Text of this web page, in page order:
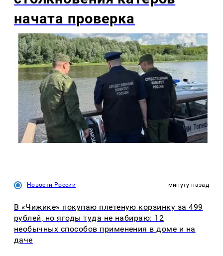
начата проверка
Новости России минуту назад
В «Чижике» покупаю плетеную корзинку за 499
рублей, но ягоды туда не набираю: 12
необычных способов применения в доме и на
даче